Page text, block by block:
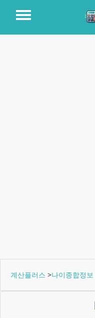
계산플러스 >나이종합정보